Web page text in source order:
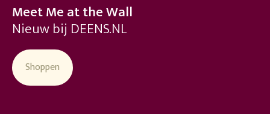
Meet Me at the Wall
Nieuw bij DEENS.NL
Shoppen